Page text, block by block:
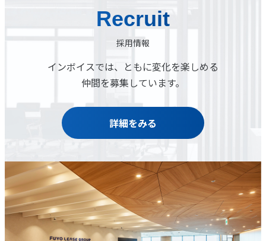
Recruit
採用情報
インボイスでは、 ともに変化を楽しめる
仲間を募集しています。
詳細をみる